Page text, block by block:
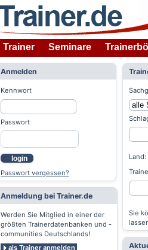
Trainer Seminare
Anmelden
Kennwort
Passwort
login
Passwort vergessen?
Anmeldung bei Trainer.de
Werden Sie Mitglied in einer der
größten Trainerdatenbanken und -
communities Deutschlands!
als Trainer anmelden
Land:
Sie